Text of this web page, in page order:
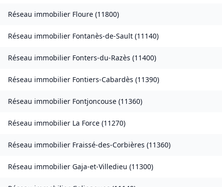
Réseau immobilier Floure (11800)
Réseau immobilier Fontanès-de-Sault (11140)
Réseau immobilier Fonters-du-Razès (11400)
Réseau immobilier Fontiers-Cabardès (11390)
Réseau immobilier Fontjoncouse (11360)
Réseau immobilier La Force (11270)
Réseau immobilier Fraissé-des-Corbières (11360)
Réseau immobilier Gaja-et-Villedieu (11300)